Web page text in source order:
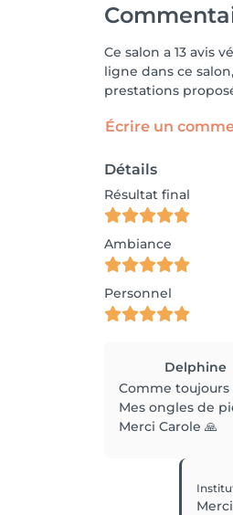
Ce salon a 13 avis
ligne dans ce
prestations
Écrire un
Détails
Résultat final
Ambiance
Personnel
Delphine
Comme
Mes ongles de
Merci Carole 🙏